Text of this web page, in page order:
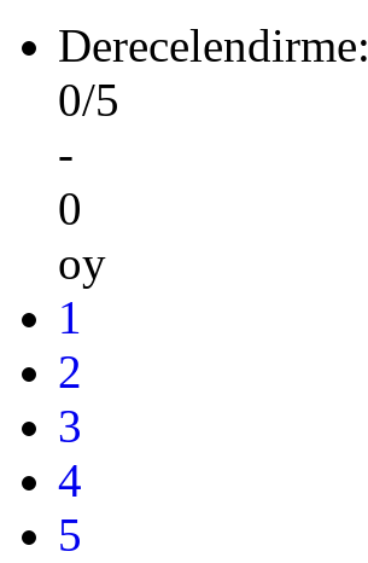
Derecelendirme:
0/5
-
0
oy
1
2
3
4
5